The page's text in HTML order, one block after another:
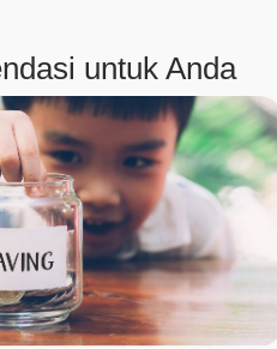
untuk Anda